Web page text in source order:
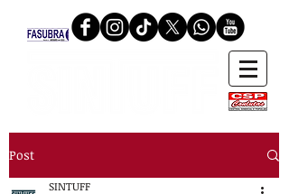
Post
SINTUFF